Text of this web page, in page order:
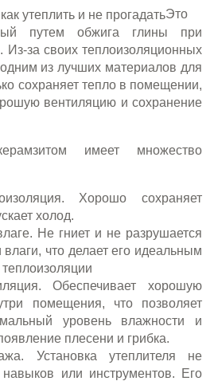
Это
путем обжига глины при
Из-за своих теплоизоляционных
из лучших материалов для
сохраняет тепло в помещении,
вентиляцию и сохранение
имеет множество
Хорошо сохраняет
холод.
Не гниет и не разрушается
влаги, что делает его идеальным
Обеспечивает хорошую
помещения, что позволяет
уровень влажности и
плесени и грибка.
Установка утеплителя не
или инструментов. Его